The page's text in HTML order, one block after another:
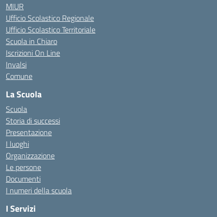
MIUR
Ufficio Scolastico Regionale
Ufficio Scolastico Territoriale
Scuola in Chiaro
Iscrizioni On Line
Invalsi
Comune
La Scuola
Scuola
Storia di successi
Presentazione
I luoghi
Organizzazione
Le persone
Documenti
I numeri della scuola
I Servizi